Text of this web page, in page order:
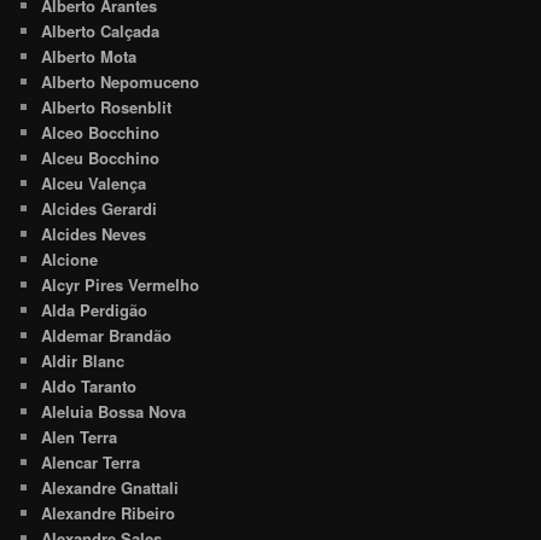
Alberto Arantes
Alberto Calçada
Alberto Mota
Alberto Nepomuceno
Alberto Rosenblit
Alceo Bocchino
Alceu Bocchino
Alceu Valença
Alcides Gerardi
Alcides Neves
Alcione
Alcyr Pires Vermelho
Alda Perdigão
Aldemar Brandão
Aldir Blanc
Aldo Taranto
Aleluia Bossa Nova
Alen Terra
Alencar Terra
Alexandre Gnattali
Alexandre Ribeiro